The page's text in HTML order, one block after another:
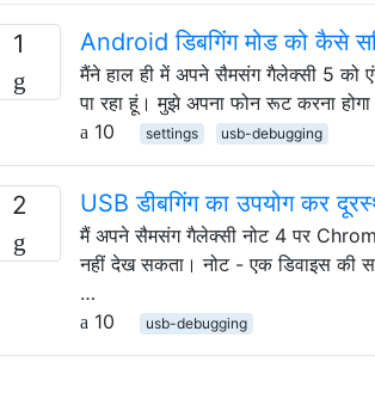
1 Android डिबगिंग मोड को कैसे
मैंने हाल ही में अपने सैमसंग गैलेक्सी 5 को
पा रहा हूं। मुझे अपना फोन रूट करना
10
settings usb-debugging
2 USB डीबगिंग का उपयोग कर
मैं अपने सैमसंग गैलेक्सी नोट 4 पर
नहीं देख सकता। नोट - एक डिवाइस की
…
10
usb-debugging